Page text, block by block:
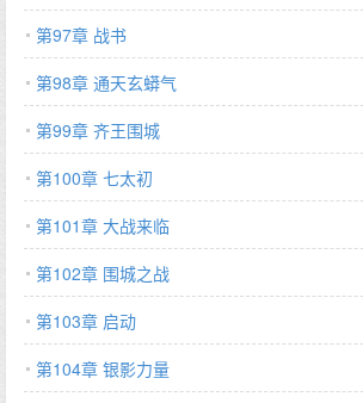
第97章 战书
第98章 通天玄蟒气
第99章 齐王围城
第100章 七太初
第101章 大战来临
第102章 围城之战
第103章 启动
第104章 银影力量